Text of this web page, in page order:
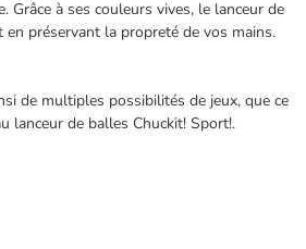
à ses couleurs vives, le lanceur de
préservant la propreté de vos mains.
de multiples possibilités de jeux, que ce
lanceur de balles Chuckit! Sport!.